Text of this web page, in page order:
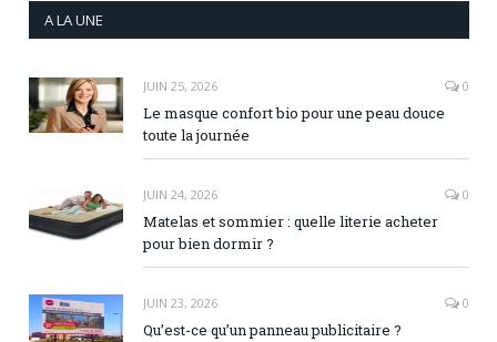
A LA UNE
JUIN 25, 2026 0
Le masque confort bio pour une peau douce
toute la journée
JUIN 24, 2026 0
Matelas et sommier : quelle literie acheter
pour bien dormir ?
JUIN 23, 2026 0
Qu’est-ce qu’un panneau publicitaire ?